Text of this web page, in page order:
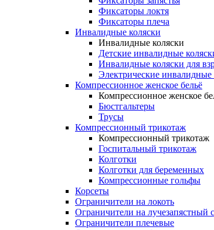
Фиксаторы локтя
Фиксаторы плеча
Инвалидные коляски
Инвалидные коляски
Детские инвалидные
Инвалидные коляски для
Электрические инвалидные
Компрессионное женское бельё
Компрессионное женское
Бюстгальтеры
Трусы
Компрессионный трикотаж
Компрессионный трикотаж
Госпитальный трикотаж
Колготки
Колготки для беременных
Компрессионные гольфы
Корсеты
Ограничители на локоть
Ограничители на лучезапястный
Ограничители плечевые